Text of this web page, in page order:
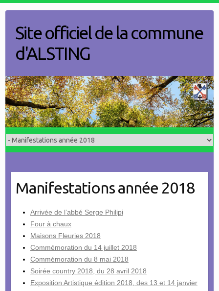
contentSite officiel de la commune
d'ALSTING
Manifestations année 2018
Arrivée de l’abbé Serge Philipi
Four à chaux
Maisons Fleuries 2018
Commémoration du 14 juillet 2018
Commémoration du 8 mai 2018
Soirée country 2018, du 28 avril 2018
Exposition Artistique édition 2018, des 13 et 14 janvier